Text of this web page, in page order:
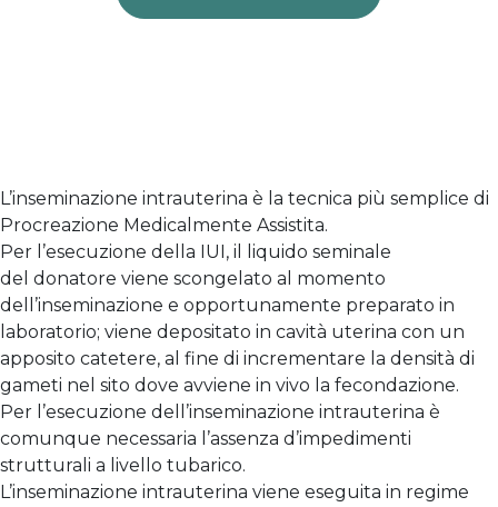
L’inseminazione intrauterina è la tecnica più semplice di
Procreazione Medicalmente Assistita.
Per l’esecuzione della IUI, il liquido seminale
del donatore viene scongelato al momento
dell’inseminazione e opportunamente preparato in
laboratorio; viene depositato in cavità uterina con un
apposito catetere, al fine di incrementare la densità di
gameti nel sito dove avviene in vivo la fecondazione.
Per l’esecuzione dell’inseminazione intrauterina è
comunque necessaria l’assenza d’impedimenti
strutturali a livello tubarico.
L’inseminazione intrauterina viene eseguita in regime